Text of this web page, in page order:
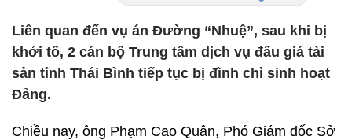
Liên quan đến vụ án Đường “Nhuệ”, sau khi bị
khởi tố, 2 cán bộ Trung tâm dịch vụ đấu giá tài
sản tỉnh Thái Bình tiếp tục bị đình chỉ sinh hoạt
Đảng.
Chiều nay, ông Phạm Cao Quân, Phó Giám đốc Sở